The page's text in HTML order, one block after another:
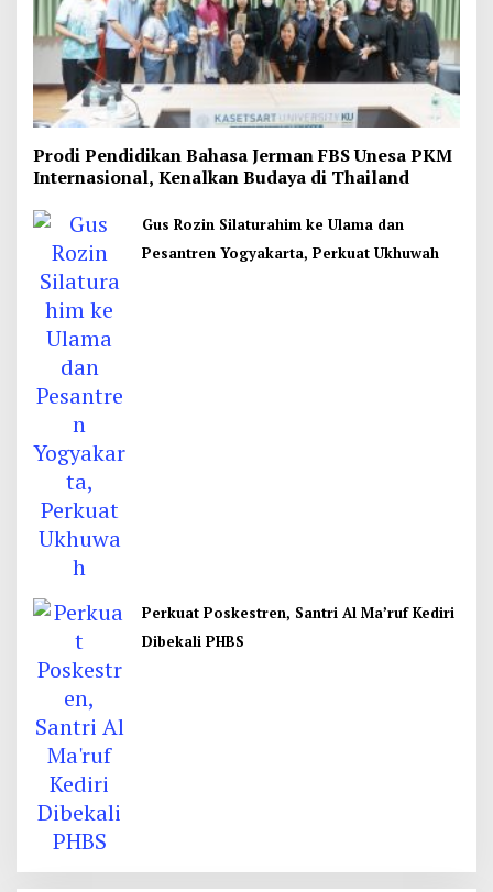
Prodi Pendidikan Bahasa Jerman FBS Unesa PKM
Internasional, Kenalkan Budaya di Thailand
Gus Rozin Silaturahim ke Ulama dan
Pesantren Yogyakarta, Perkuat Ukhuwah
Perkuat Poskestren, Santri Al Ma’ruf Kediri
Dibekali PHBS